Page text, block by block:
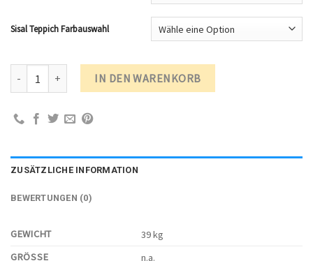
Sisal Teppich Farbauswahl
Kratztonne Katze ST90s Ø 54 cm Höhe 90 cm Menge
IN DEN WARENKORB
ZUSÄTZLICHE INFORMATION
BEWERTUNGEN (0)
GEWICHT
39 kg
GRÖSSE
n.a.